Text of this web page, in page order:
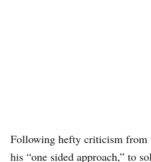
Following hefty criticism from
his “one sided approach,” to